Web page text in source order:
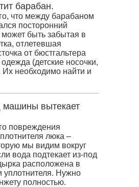
барабан.
что между барабаном
посторонний
быть забытая в
отлетевшая
от бюстгальтера
(детские носочки,
Их необходимо найти и
машины вытекает
повреждения
люка –
мы видим вокруг
вода подтекает из-под
расположена в
уплотнителя. Нужно
полностью.